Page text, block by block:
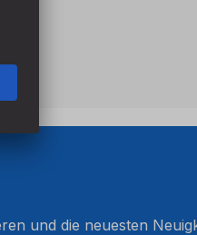
und die neuesten